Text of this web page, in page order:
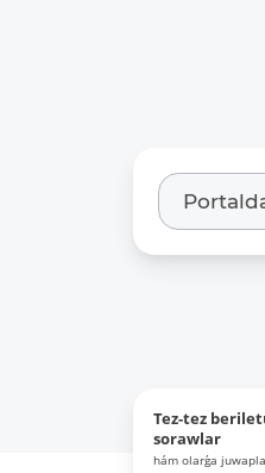
Tez-tez
sorawlar
hám olarǵa